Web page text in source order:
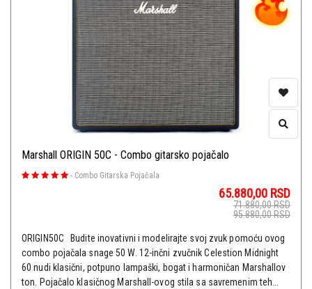
Marshall ORIGIN 50C - Combo gitarsko pojačalo
- Combo Gitarska Pojačala
65.880,00 RSD
71.880,00RSD
95.880,00RSD
ORIGIN50C Budite inovativni i modelirajte svoj zvuk pomoću ovog
combo pojačala snage 50 W. 12-inčni zvučnik Celestion Midnight
60 nudi klasični, potpuno lampaški, bogat i harmoničan Marshallov
ton. Pojačalo klasičnog Marshall-ovog stila sa savremenim teh...